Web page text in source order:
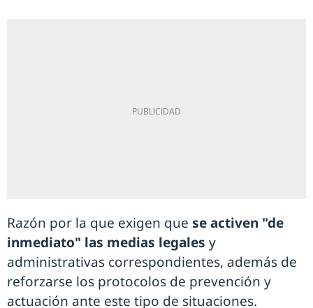
Razón por la que exigen que se activen "de
inmediato" las medias legales y
administrativas correspondientes, además de
reforzarse los protocolos de prevención y
actuación ante este tipo de situaciones.